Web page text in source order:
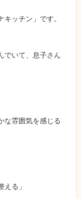
ッチン」です。
でいて、息子さん
な雰囲気を感じる
る」